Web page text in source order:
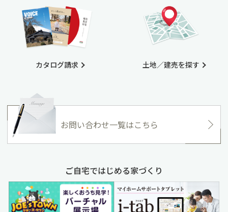
カタログ請求 土地／建売を探す
お問い合わせ一覧はこちら
ご自宅ではじめる家づくり